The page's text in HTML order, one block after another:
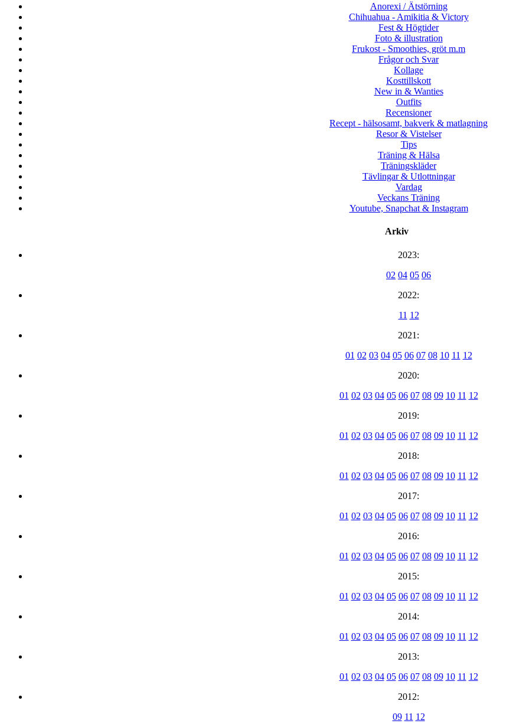
Anorexi / Ätstörning
Chihuahua - Amikitia & Victory
Fest & Högtider
Foto & illustration
Frukost - Smoothies, gröt m.m
Frågor och Svar
Kollage
Kosttillskott
New in & Wanties
Outfits
Recensioner
Recept - hälsosamt, bakverk & matlagning
Resor & Vistelser
Tips
Träning & Hälsa
Träningskläder
Tävlingar & Utlottningar
Vardag
Veckans Träning
Youtube, Snapchat & Instagram
Arkiv
2023:
02 04 05 06
2022:
11 12
2021:
01 02 03 04 05 06 07 08 10 11 12
2020:
01 02 03 04 05 06 07 08 09 10 11 12
2019:
01 02 03 04 05 06 07 08 09 10 11 12
2018:
01 02 03 04 05 06 07 08 09 10 11 12
2017:
01 02 03 04 05 06 07 08 09 10 11 12
2016:
01 02 03 04 05 06 07 08 09 10 11 12
2015:
01 02 03 04 05 06 07 08 09 10 11 12
2014:
01 02 03 04 05 06 07 08 09 10 11 12
2013:
01 02 03 04 05 06 07 08 09 10 11 12
2012:
09 11 12